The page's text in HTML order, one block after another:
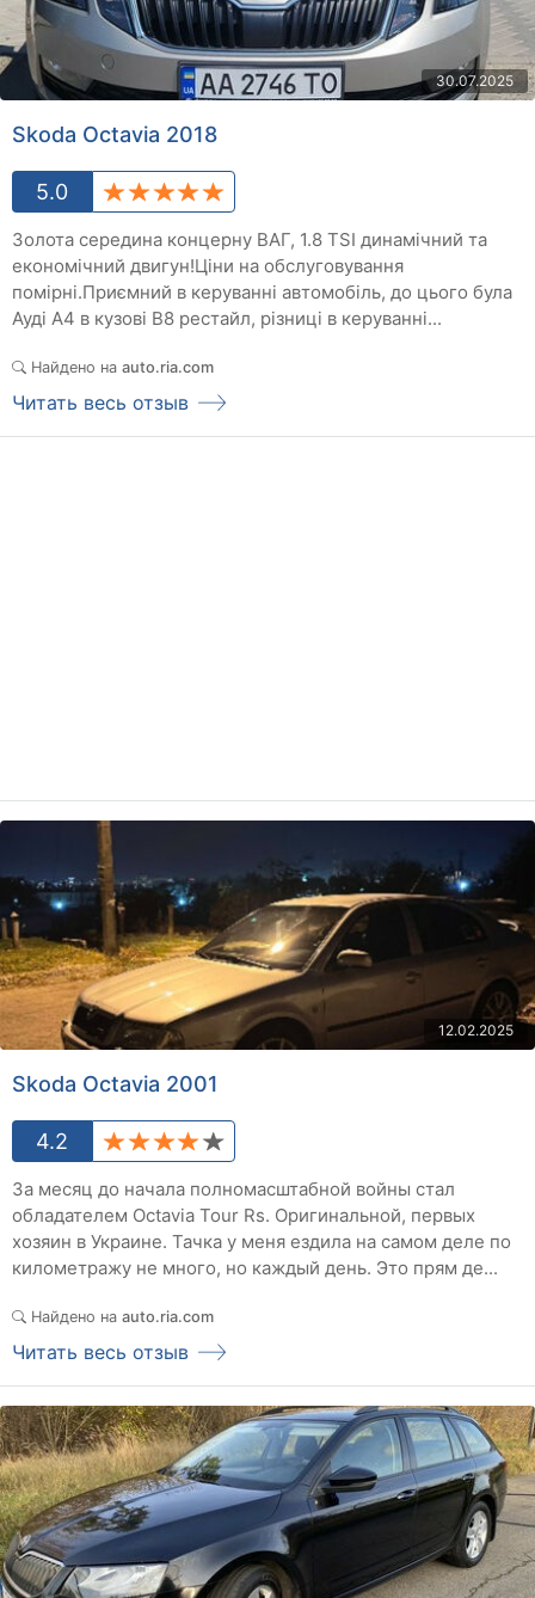
30.07.2025
Skoda Octavia 2018
5.0
Золота середина концерну ВАГ, 1.8 TSI динамічний та
економічний двигун!Ціни на обслуговування
помірні.Приємний в керуванні автомобіль, до цього була
Ауді А4 в кузові В8 рестайл, різниці в керуванні...
Найдено на auto.ria.com
Читать весь отзыв
12.02.2025
Skoda Octavia 2001
4.2
За месяц до начала полномасштабной войны стал
обладателем Octavia Tour Rs. Оригинальной, первых
хозяин в Украине. Тачка у меня ездила на самом деле по
километражу не много, но каждый день. Это прям де...
Найдено на auto.ria.com
Читать весь отзыв